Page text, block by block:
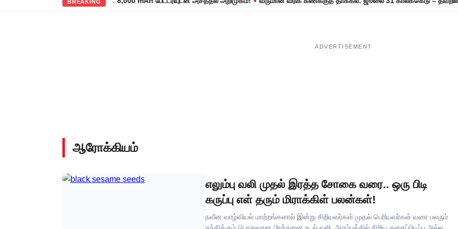
BREAKING
ADVERTISEMENT
ஆரோக்கியம்
எலும்பு வலி முதல் இரத்த சோகை வரை.. ஒரு பிடி
கருப்பு எள் தரும் மிராக்கிள் பலன்கள்!
நவீன வாழ்வியல் மாற்றங்களால் இன்று சிறியவர்கள் முதல் பெரியவர்கள் வரை பலரும்